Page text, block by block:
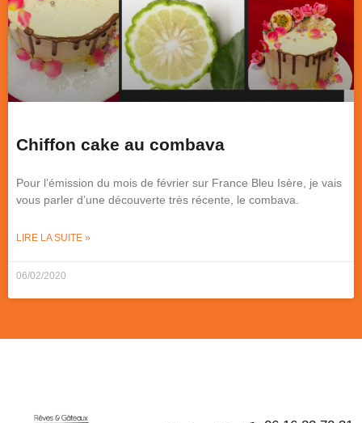
Chiffon cake au combava
Pour l’émission du mois de février sur France Bleu Isère, je vais
vous parler d’une découverte très récente, le combava.
LIRE LA SUITE »
06/02/2020